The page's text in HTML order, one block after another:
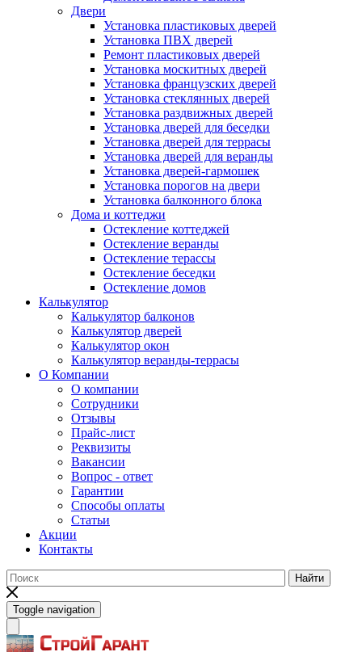
Двери
Установка пластиковых дверей
Установка ПВХ дверей
Ремонт пластиковых дверей
Установка москитных дверей
Установка французских дверей
Установка стеклянных дверей
Установка раздвижных дверей
Установка дверей для беседки
Установка дверей для террасы
Установка дверей для веранды
Установка дверей-гармошек
Установка порогов на двери
Установка балконного блока
Дома и коттеджи
Остекление коттеджей
Остекление веранды
Остекление терассы
Остекление беседки
Остекление домов
Калькулятор
Калькулятор балконов
Калькулятор дверей
Калькулятор окон
Калькулятор веранды-террасы
О Компании
О компании
Сотрудники
Отзывы
Прайс-лист
Реквизиты
Вакансии
Вопрос - ответ
Гарантии
Способы оплаты
Статьи
Акции
Контакты
Найти
Toggle navigation